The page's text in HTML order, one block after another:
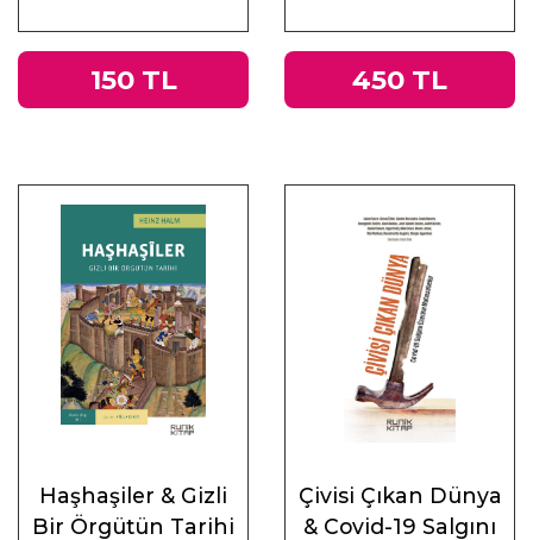
ve Doğu
150 TL 450 TL
Haşhaşiler & Gizli
Bir Örgütün Tarihi
Çivisi Çıkan Dünya
& Covid-19 Salgını